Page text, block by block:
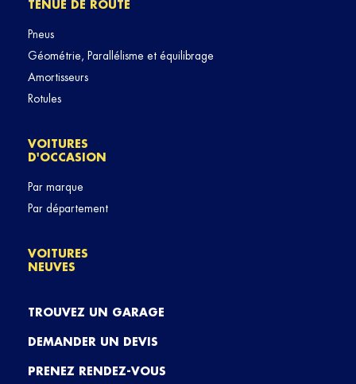
TENUE DE ROUTE
Pneus
Géométrie, Parallélisme et équilibrage
Amortisseurs
Rotules
VOITURES
D'OCCASION
Par marque
Par département
VOITURES
NEUVES
TROUVEZ UN GARAGE
DEMANDER UN DEVIS
PRENEZ RENDEZ-VOUS